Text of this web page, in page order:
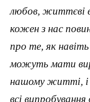
любов, життєві
кожен з нас
про те, як
можуть мати
нашому житті,
всі випробування